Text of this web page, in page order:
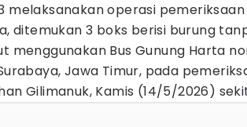
melaksanakan operasi
ditemukan 3 boks berisi burung
menggunakan Bus Gunung Harta
Jawa Timur, pada
Gilimanuk, Kamis (14/5/2026)